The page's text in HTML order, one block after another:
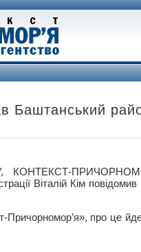
Баштанський
Віталій Кім
Причорномор’я», про це